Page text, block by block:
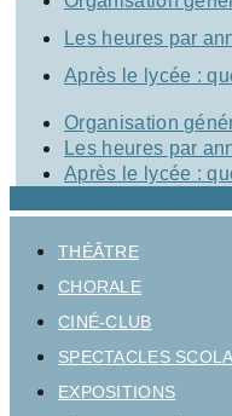
Les heures par
Après le lycée :
Organisation
Les heures par
Après le lycée :
THÉÂTRE
CHORALE
CINÉ-CLUB
SPECTACLES
EXPOSITIONS